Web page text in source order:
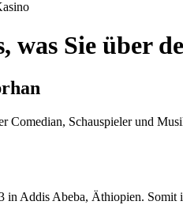
was Sie über
Comedian, Schauspieler und
Addis Abeba, Äthiopien.